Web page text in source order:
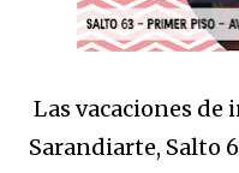
Las vacaciones de
Sarandiarte, Salto